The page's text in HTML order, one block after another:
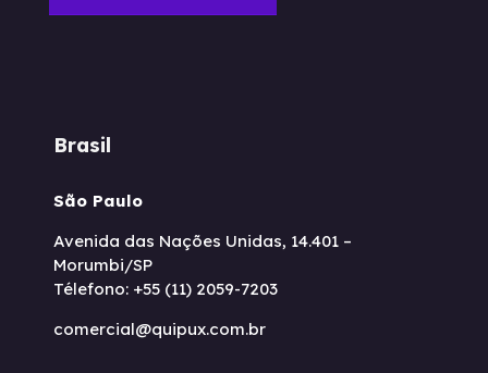
Brasil
São Paulo
Avenida das Nações Unidas, 14.401 –
Morumbi/SP
Télefono: +55 (11) 2059-7203
comercial@quipux.com.br